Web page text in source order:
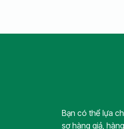
Bạn có thể lựa
sợ hàng giả,